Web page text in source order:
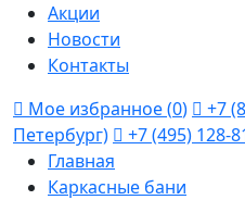
Акции
Новости
Контакты
Мое избранное (0)
+7
Петербург)
+7 (495) 128-
Главная
Каркасные бани